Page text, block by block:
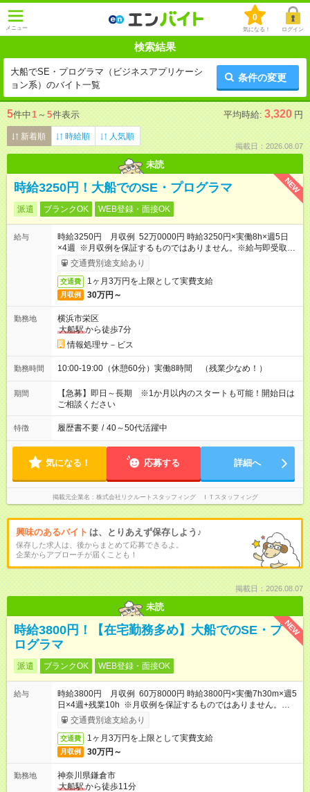
メニュー
0
気になる！ ログイン
検索結果
大船でSE・プログラマ（ビジネスアプリケーシ
ョン系）のバイト一覧
条件の変更
5件中1 ～ 5件表示 平均時給: 3,320 円
新着順 時給順 人気順
掲載日：2026.08.07
未読
NEW
時給3250円！大船でのSE・プログラマ
派遣 ブランクOK WEB登録・面接OK
給与
時給3250円 月収例 52万0000円 時給3250円×実働8h×週5日
×4週 ※月収例を保証するものではありません。※給与即受取り
サービス利用可（利用条件有）
交通費別途支給あり
交通費 1ヶ月3万円を上限として実費支給
月収例 30万円～
勤務地
横浜市栄区
大船駅から徒歩7分
情報処理サ－ビス
勤務時間 10:00-19:00（休憩60分）実働8時間 （残業少なめ！）
期間
【急募】即日～長期 ※1か月以内のスタートも可能！開始日は
ご相談ください
特徴 履歴書不要 / 40～50代活躍中
気になる！ 応募する 詳細へ
掲載元企業名 株式会社リクルートスタッフィング ＩＴスタッフィング
興味のあるバイト は、とりあえず保存しよう♪
保存した求人は、後からまとめて応募できるよ。
企業からアプローチが届くことも！
掲載日：2026.08.07
未読
NEW
時給3800円！【在宅勤務多め】大船でのSE・プ
ログラマ
派遣 ブランクOK WEB登録・面接OK
給与
時給3800円 月収例 60万8000円 時給3800円×実働7h30m×週5
日×4週+残業10h ※月収例を保証するものではありません。※給
与即受取りサービス利用可（利用条件有）
交通費別途支給あり
交通費 1ヶ月3万円を上限として実費支給
月収例 30万円～
勤務地
神奈川県鎌倉市
大船駅から徒歩11分